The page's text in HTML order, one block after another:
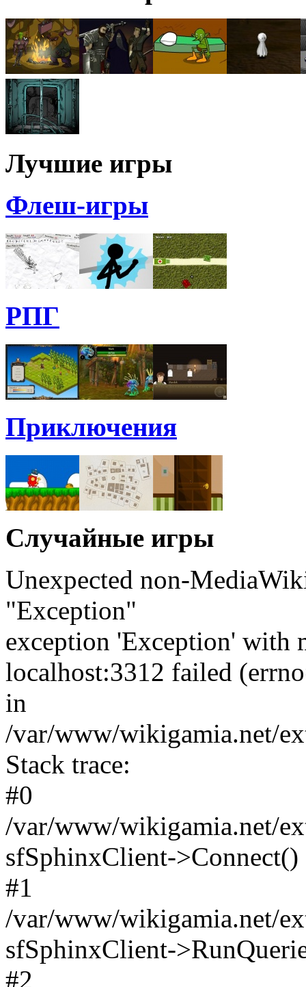
Лучшие игры
Флеш-игры
РПГ
Приключения
Случайные игры
Unexpected non-
"Exception"
exception 'Exception' with
localhost:3312 failed
in
/var/www/wikigamia.net/
Stack trace:
#0
/var/www/wikigamia.net/
sfSphinxClient->Connect()
#1
/var/www/wikigamia.net/
sfSphinxClient-
#2